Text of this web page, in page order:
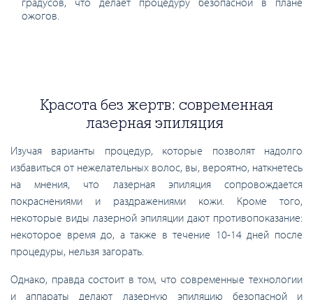
ожогов.
Красота без жертв: современная
лазерная эпиляция
Изучая варианты процедур, которые позволят надолго
избавиться от нежелательных волос, вы, вероятно, наткнетесь
на мнения, что лазерная эпиляция сопровождается
покраснениями и раздражениями кожи. Кроме того,
некоторые виды лазерной эпиляции дают противопоказание:
некоторое время до, а также в течение 10-14 дней после
процедуры, нельзя загорать.
Однако, правда состоит в том, что современные технологии
и аппараты делают лазерную эпиляцию безопасной и